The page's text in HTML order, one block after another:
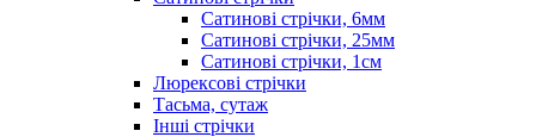
Сатинові стрічки, 6мм
Сатинові стрічки, 25мм
Сатинові стрічки, 1см
Люрексові стрічки
Тасьма, сутаж
Інші стрічки